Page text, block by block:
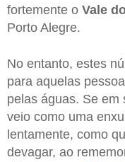
fortemente o Vale
Porto Alegre.
No entanto, estes
para aquelas
pelas águas. Se em
veio como uma
lentamente, como
devagar, ao